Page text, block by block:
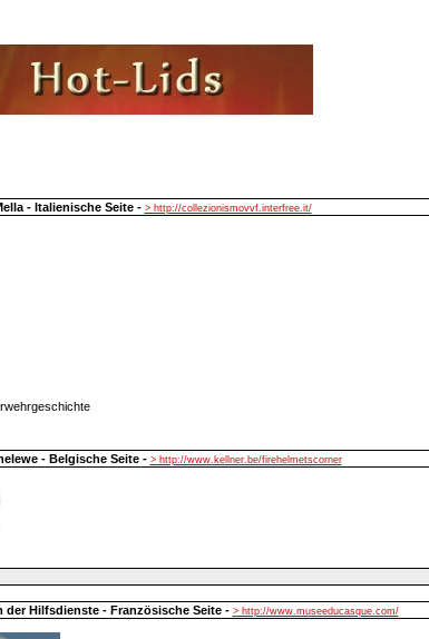
- Italienische Seite - > http://collezionismovvf.interfree.it/
- Belgische Seite - > http://www.kellner.be/firehelmetscorner
der Hilfsdienste - Französische Seite - > http://www.museeducasque.com/